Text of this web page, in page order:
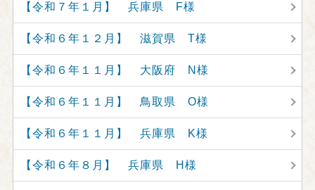
【令和７年１月】 兵庫県 F様
【令和６年１２月】 滋賀県 T様
【令和６年１１月】 大阪府 N様
【令和６年１１月】 鳥取県 O様
【令和６年１１月】 兵庫県 K様
【令和６年８月】 兵庫県 H様